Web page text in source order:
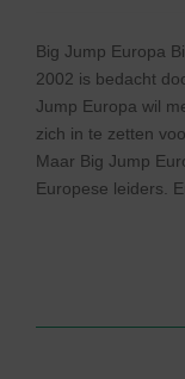
Big Jump Europa
2002 is bedacht
Jump Europa wil
zich in te zetten
Maar Big Jump
Europese leiders.